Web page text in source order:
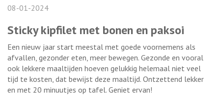
08-01-2024
Sticky kipfilet met bonen en paksoi
Een nieuw jaar start meestal met goede voornemens als
afvallen, gezonder eten, meer bewegen. Gezonde en vooral
ook lekkere maaltijden hoeven gelukkig helemaal niet veel
tijd te kosten, dat bewijst deze maaltijd. Ontzettend lekker
en met 20 minuutjes op tafel. Geniet ervan!